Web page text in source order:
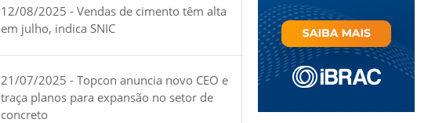
12/08/2025 - Vendas de cimento têm alta
em julho, indica SNIC
21/07/2025 - Topcon anuncia novo CEO e
traça planos para expansão no setor de
concreto